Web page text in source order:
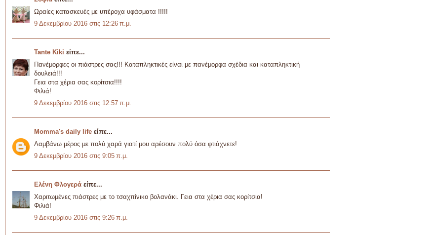
Ωραίες κατασκευές με υπέροχα υφάσματα !!!!!
9 Δεκεμβρίου 2016 στις 12:26 π.μ.
Tante Kiki είπε...
Πανέμορφες οι πιάστρες σας!!! Καταπληκτικές είναι με πανέμορφα σχέδια και καταπληκτική
δουλειά!!!
Γεια στα χέρια σας κορίτσια!!!!
Φιλιά!
9 Δεκεμβρίου 2016 στις 12:57 π.μ.
Momma's daily life είπε...
Λαμβάνω μέρος με πολύ χαρά γιατί μου αρέσουν πολύ όσα φτιάχνετε!
9 Δεκεμβρίου 2016 στις 9:05 π.μ.
Ελένη Φλογερά είπε...
Χαριτωμένες πιάστρες με το τσαχπίνικο βολανάκι. Γεια στα χέρια σας κορίτσια!
Φιλιά!
9 Δεκεμβρίου 2016 στις 9:26 π.μ.